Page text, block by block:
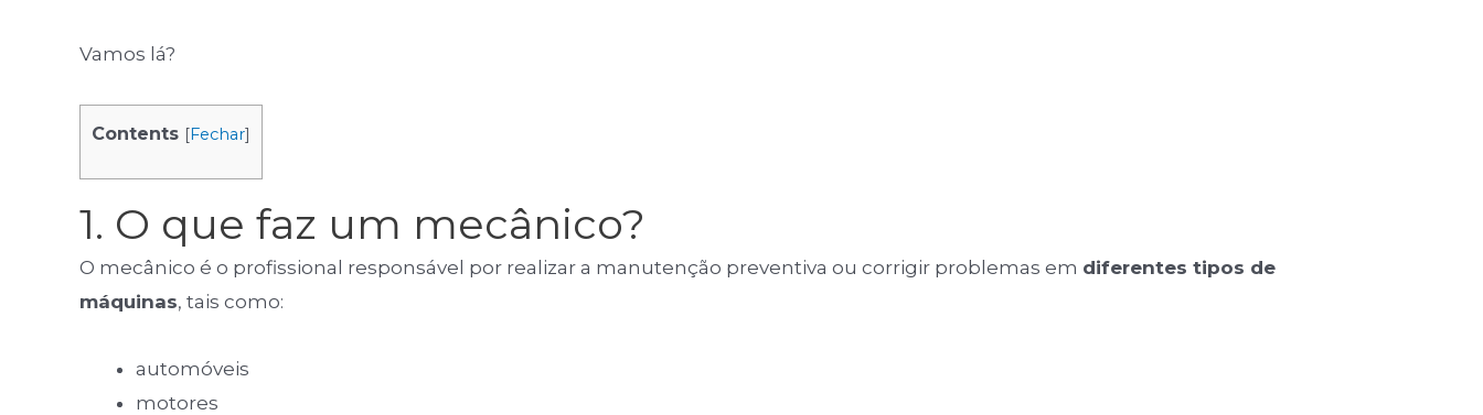
Vamos lá?
Contents [Fechar]
1. O que faz um mecânico?
O mecânico é o profissional responsável por realizar a manutenção preventiva ou corrigir problemas em diferentes tipos de
máquinas, tais como:
automóveis
motores